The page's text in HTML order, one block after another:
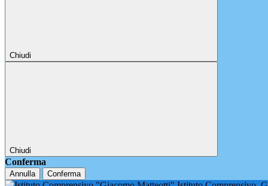
Chiudi
Chiudi
Conferma
Annulla Conferma